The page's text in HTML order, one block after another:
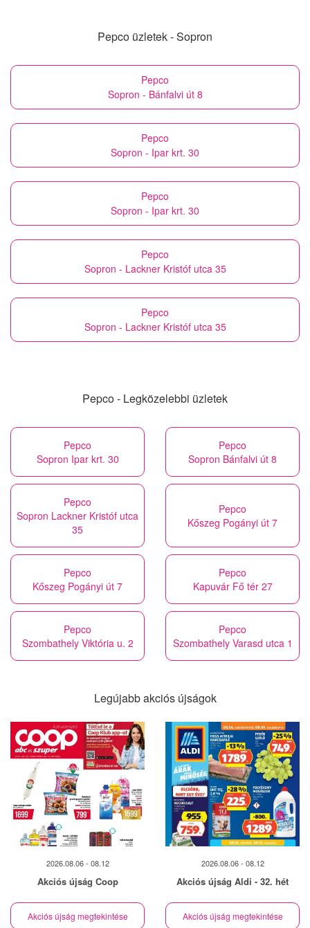
Pepco üzletek - Sopron
Pepco
Sopron - Bánfalvi út 8
Pepco
Sopron - Ipar krt. 30
Pepco
Sopron - Ipar krt. 30
Pepco
Sopron - Lackner Kristóf utca 35
Pepco
Sopron - Lackner Kristóf utca 35
Pepco - Legközelebbi üzletek
Pepco
Sopron Ipar krt. 30
Pepco
Sopron Bánfalvi út 8
Pepco
Sopron Lackner Kristóf utca
35
Pepco
Kőszeg Pogányi út 7
Pepco
Kőszeg Pogányi út 7
Pepco
Kapuvár Fő tér 27
Pepco
Szombathely Viktória u. 2
Pepco
Szombathely Varasd utca 1
Legújabb akciós újságok
2026.08.06 - 08.12
Akciós újság Coop
Akciós újság megtekintése
2026.08.06 - 08.12
Akciós újság Aldi - 32. hét
Akciós újság megtekintése